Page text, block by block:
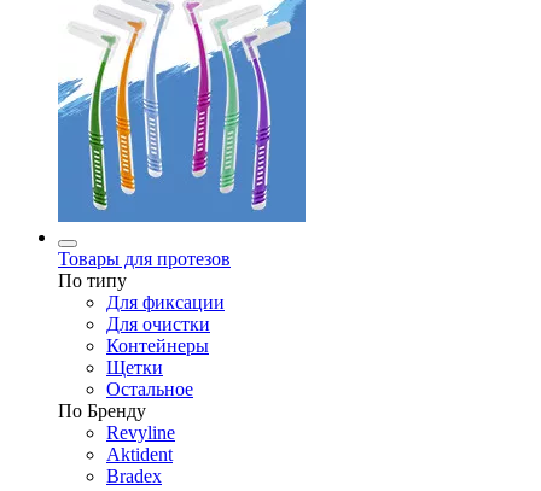
Товары для протезов
По типу
Для фиксации
Для очистки
Контейнеры
Щетки
Остальное
По Бренду
Revyline
Aktident
Bradex